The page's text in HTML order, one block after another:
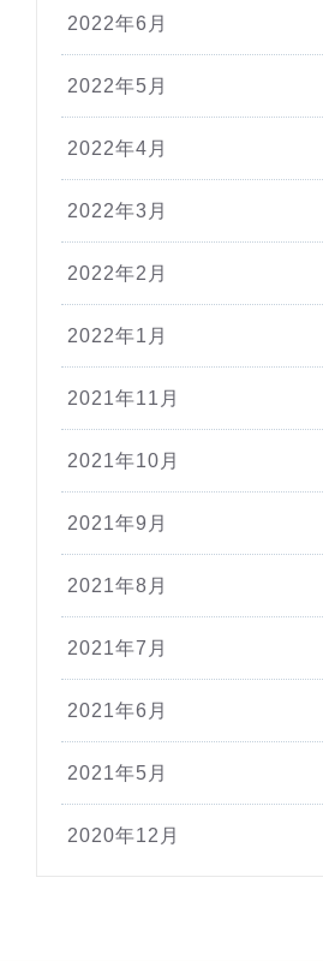
2022年6月
2022年5月
2022年4月
2022年3月
2022年2月
2022年1月
2021年11月
2021年10月
2021年9月
2021年8月
2021年7月
2021年6月
2021年5月
2020年12月